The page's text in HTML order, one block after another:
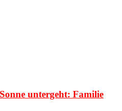
untergeht: Familie